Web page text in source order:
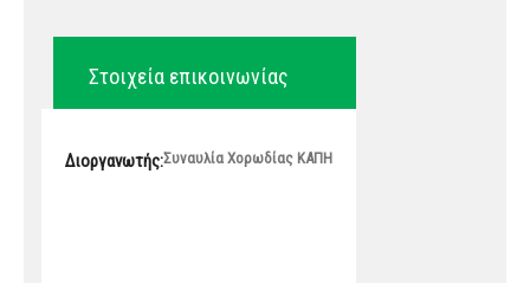
Στοιχεία επικοινωνίας
Διοργανωτής:Συναυλία Χορωδίας ΚΑΠΗ